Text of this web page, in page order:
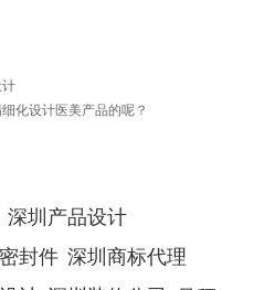
化设计医美产品的呢？
深圳产品设计
封件 深圳商标代理